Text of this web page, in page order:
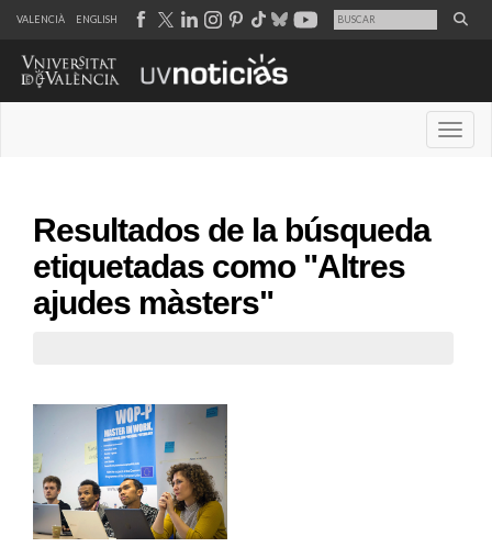
VALENCIÀ ENGLISH
Resultados de la búsqueda
etiquetadas como "Altres
ajudes màsters"